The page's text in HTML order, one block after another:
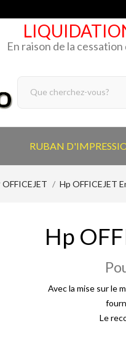
En raison de la
RUBAN
OFFICEJET Hp OFFICEJET
Hp
Avec la mise sur le
Le